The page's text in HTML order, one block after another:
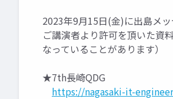
2023年9月15日(金)に出島メ
ご講演者より許可を頂いた資
なっていることがあります）
★7th長崎QDG
https://nagasaki-it-